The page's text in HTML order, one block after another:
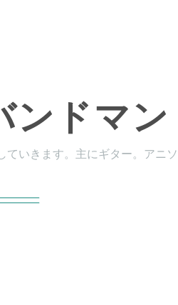
ンドマン
いきます。主にギター。アニソ